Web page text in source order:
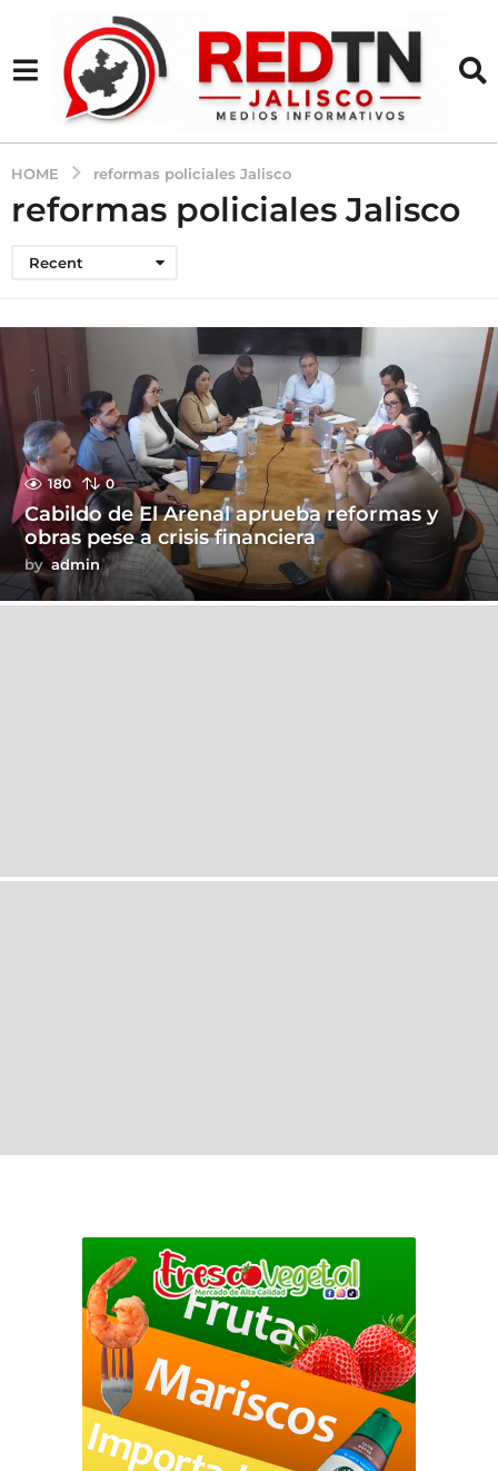
HOME reformas policiales Jalisco
reformas policiales Jalisco
Recent
180 0
Cabildo de El Arenal aprueba reformas y
obras pese a crisis financiera
by admin